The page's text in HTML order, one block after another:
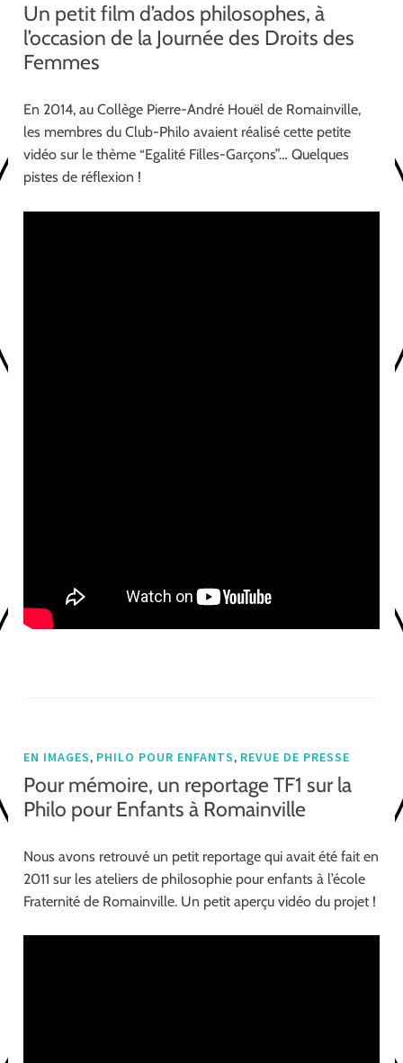
Un petit film d’ados philosophes, à
l’occasion de la Journée des Droits des
Femmes
En 2014, au Collège Pierre-André Houël de Romainville,
les membres du Club-Philo avaient réalisé cette petite
vidéo sur le thème “Egalité Filles-Garçons”… Quelques
pistes de réflexion !
EN IMAGES, PHILO POUR ENFANTS, REVUE DE PRESSE
Pour mémoire, un reportage TF1 sur la
Philo pour Enfants à Romainville
Nous avons retrouvé un petit reportage qui avait été fait en
2011 sur les ateliers de philosophie pour enfants à l’école
Fraternité de Romainville. Un petit aperçu vidéo du projet !